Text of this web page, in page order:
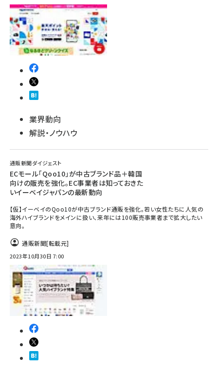
業界動向
解説・ノウハウ
通販新聞ダイジェスト
ECモール「Qoo10」が中古ブランド品＋韓国
向けの販売を強化。EC事業者は知っておきた
いイーベイジャパンの最新動向
【仮】イーベイのQoo10が中古ブランド通販を強化。若い女性たちに人気の
海外ハイブランドをメインに扱い、来年には100販売事業者まで拡大したい
意向。
通販新聞[転載元]
2023年10月30日 7:00